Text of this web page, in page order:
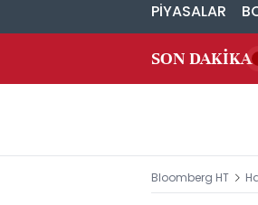
PİYASALAR
SON DAKİKA
Bloomberg HT